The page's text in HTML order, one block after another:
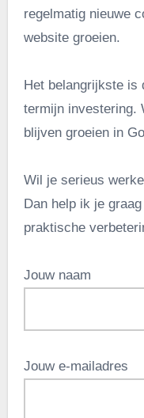
regelmatig nieuwe
website groeien.
Het belangrijkste is
termijn investering.
blijven groeien in
Wil je serieus
Dan help ik je
praktische
Jouw naam
Jouw e-mailadres